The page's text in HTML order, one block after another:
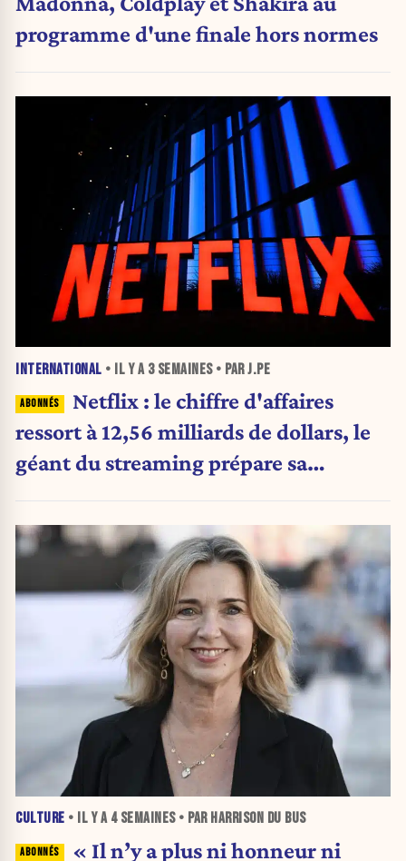
programme d'une finale hors normes
INTERNATIONAL • IL Y A 3 SEMAINES• PAR J.PE
Netflix : le chiffre d'affaires
ressort à 12,56 milliards de dollars, le
géant du streaming prépare sa
CULTURE • IL Y A 4 SEMAINES• PAR HARRISON DU BUS
« Il n’y a plus ni honneur ni